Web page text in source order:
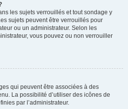
les sujets verrouillés et tout sondage y
sujets peuvent être verrouillés pour
ou un administrateur. Selon les
vous pouvez ou non verrouiller
qui peuvent être associées à des
La possibilité d’utiliser des icônes de
par l’administrateur.